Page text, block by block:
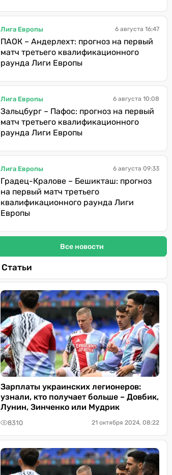
Лига Европы 6 августа 16:47
ПАОК – Андерлехт: прогноз на первый
матч третьего квалификационного
раунда Лиги Европы
Лига Европы 6 августа 10:08
Зальцбург – Пафос: прогноз на первый
матч третьего квалификационного
раунда Лиги Европы
Лига Европы 6 августа 09:33
Градец-Кралове – Бешикташ: прогноз
на первый матч третьего
квалификационного раунда Лиги
Европы
Все новости
Статьи
Зарплаты украинских легионеров:
узнали, кто получает больше – Довбик,
Лунин, Зинченко или Мудрик
8310 21 октября 2024, 08:22